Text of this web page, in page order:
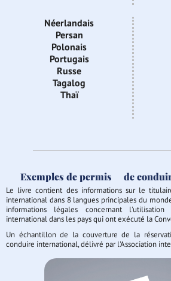
Néerlandais
Persan
Polonais
Portugais
Russe
Tagalog
Thaï
Exemples de permis de
Le livre contient des informations sur le
international dans 8 langues principales du
informations légales concernant
international dans les pays qui ont exécuté la
Un échantillon de la couverture de la
conduire international, délivré par l'Association